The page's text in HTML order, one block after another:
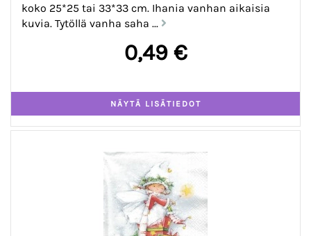
koko 25*25 tai 33*33 cm. Ihania vanhan aikaisia
kuvia. Tytöllä vanha saha ...
0,49 €